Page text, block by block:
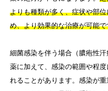
よりも種類が多く、症状や部
め、より効果的な治療が可能で
細菌感染を伴う場合（膿疱性
薬に加えて、感染の範囲や程
れることがあります。感染が